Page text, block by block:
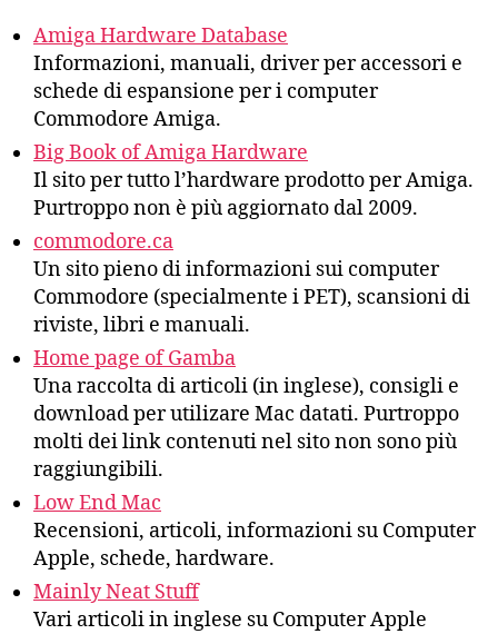
Amiga Hardware Database
Informazioni, manuali, driver per accessori e
schede di espansione per i computer
Commodore Amiga.
Big Book of Amiga Hardware
Il sito per tutto l’hardware prodotto per Amiga.
Purtroppo non è più aggiornato dal 2009.
commodore.ca
Un sito pieno di informazioni sui computer
Commodore (specialmente i PET), scansioni di
riviste, libri e manuali.
Home page of Gamba
Una raccolta di articoli (in inglese), consigli e
download per utilizare Mac datati. Purtroppo
molti dei link contenuti nel sito non sono più
raggiungibili.
Low End Mac
Recensioni, articoli, informazioni su Computer
Apple, schede, hardware.
Mainly Neat Stuff
Vari articoli in inglese su Computer Apple